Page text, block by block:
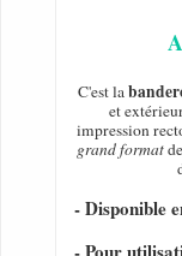
C'est la
et
impression
grand format
- Disponible